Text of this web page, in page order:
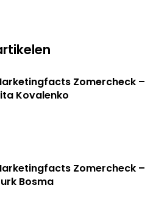
Zomercheck –
Kovalenko
Zomercheck –
Bosma